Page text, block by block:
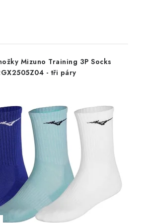
Mizuno Training 3P Socks
- tři páry